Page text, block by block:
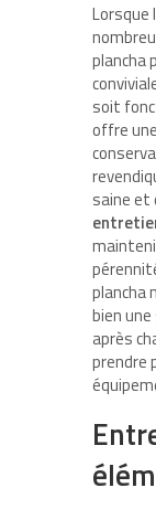
Lorsque
plancha
soit
offre
saine et
plancha
bien
après
prendre